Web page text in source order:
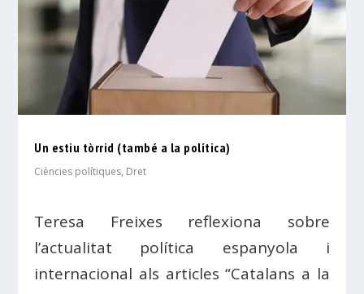
Un estiu tòrrid (també a la política)
Ciències polítiques, Dret
Teresa Freixes reflexiona sobre
l’actualitat política espanyola i
internacional als articles “Catalans a la